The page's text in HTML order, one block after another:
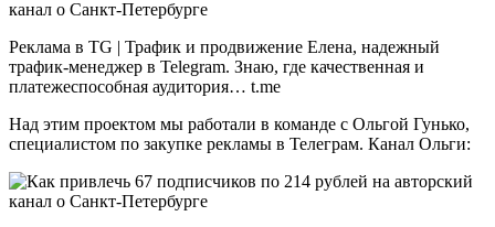
Реклама в TG | Трафик и продвижение Елена, надежный
трафик-менеджер в Telegram. Знаю, где качественная и
платежеспособная аудитория… t.me
Над этим проектом мы работали в команде с Ольгой Гунько,
специалистом по закупке рекламы в Телеграм. Канал Ольги: